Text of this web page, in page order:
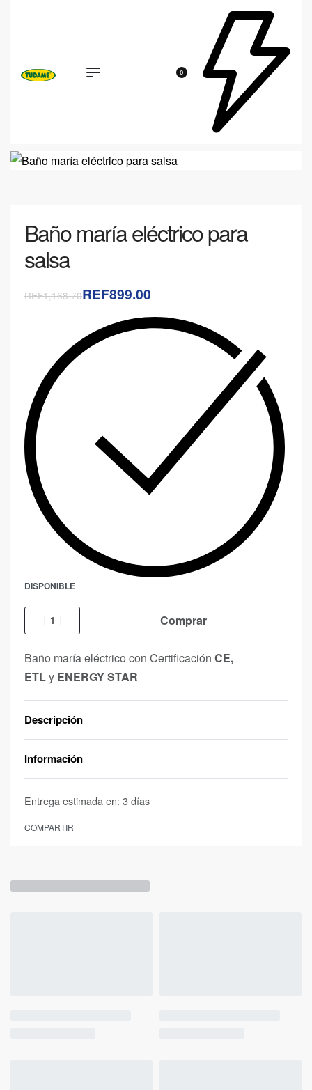
0
Baño maría eléctrico para
salsa
REF1,168.70REF899.00
DISPONIBLE
Comprar
Baño maría eléctrico con Certificación CE,
ETLy ENERGY STAR
Descripción
Información
Entrega estimada en: 3 días
COMPARTIR